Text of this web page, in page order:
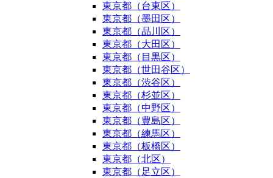
東京都（台東区）
東京都（墨田区）
東京都（品川区）
東京都（大田区）
東京都（目黒区）
東京都（世田谷区）
東京都（渋谷区）
東京都（杉並区）
東京都（中野区）
東京都（豊島区）
東京都（練馬区）
東京都（板橋区）
東京都（北区）
東京都（足立区）